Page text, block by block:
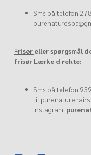
Sms på telefon
Frisør eller spørgsmål
frisør Lærke direkte:
Sms på telefon
til
Instagram: